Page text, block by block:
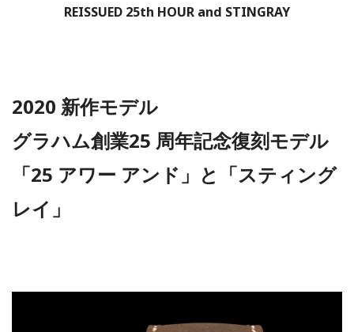
REISSUED 25th HOUR and STINGRAY
2020 新作モデル
グラハム創業25 周年記念復刻モデル
「25 アワー アンド」と「スティング
レイ」